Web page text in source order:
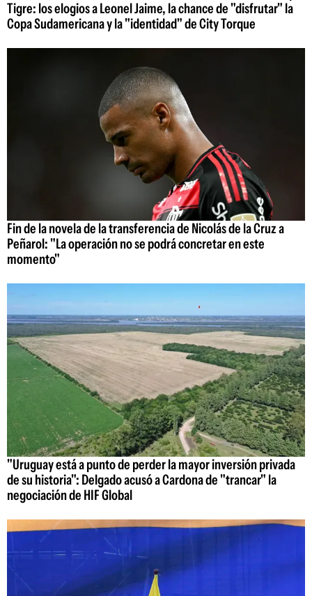
Tigre: los elogios a Leonel Jaime, la chance de "disfrutar" la
Copa Sudamericana y la "identidad" de City Torque
Fin de la novela de la transferencia de Nicolás de la Cruz a
Peñarol: "La operación no se podrá concretar en este
momento"
"Uruguay está a punto de perder la mayor inversión privada
de su historia": Delgado acusó a Cardona de "trancar" la
negociación de HIF Global